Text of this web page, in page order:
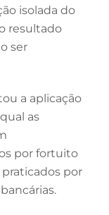
isolada do
resultado
ser
a aplicação
as
por fortuito
por